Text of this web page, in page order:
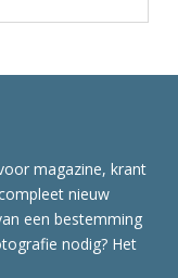
magazine, krant
nieuw
een bestemming
nodig? Het